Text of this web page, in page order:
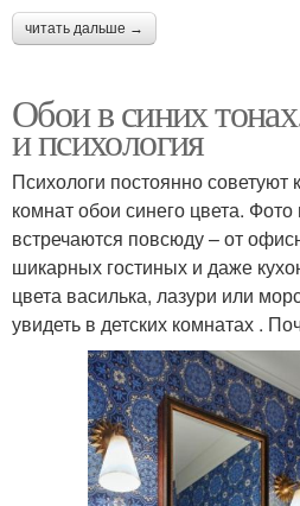
читать дальше →
Обои в синих
и психология
Психологи постоянно советуют
комнат обои синего цвета.
встречаются повсюду – от
шикарных гостиных и даже
цвета василька, лазури или
увидеть в детских комнатах .